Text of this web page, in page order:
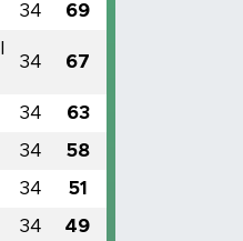
34 69
34 67
34 63
34 58
34 51
34 49